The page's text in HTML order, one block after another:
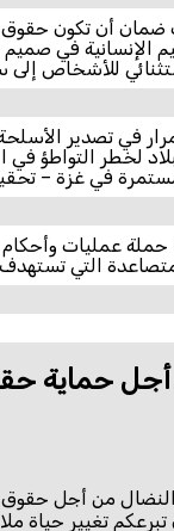
ضمان أن تكون حقوق
الإنسانية في صميم
للأشخاص إلى
في تصدير
لخطر التواطؤ في
في غزة –
حملة عمليات وأحكام
التي
أجل حماية
النضال من أجل
تبرعكم تغيير حياة